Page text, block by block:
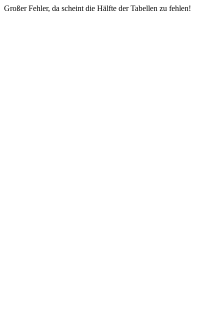
Großer Fehler, da scheint die Hälfte der Tabellen zu fehlen!